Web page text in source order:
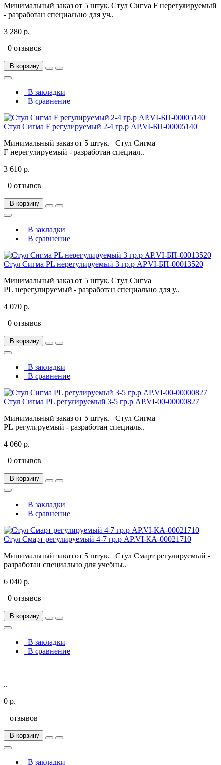
Минимальный заказ от 5 штук. Стул Сигма F нерегулируемый
- разработан специально для уч..
3 280 р.
0 отзывов
В корзину
В закладки
В сравнение
Стул Сигма F регулируемый 2-4 гр.р АР.VI-БП-00005140
Минимальный заказ от 5 штук. Стул Сигма
F нерегулируемый - разработан специал..
3 610 р.
0 отзывов
В корзину
В закладки
В сравнение
Стул Сигма PL нерегулируемый 3 гр.р АР.VI-БП-00013520
Минимальный заказ от 5 штук. Стул Сигма
PL нерегулируемый - разработан специально для у..
4 070 р.
0 отзывов
В корзину
В закладки
В сравнение
Стул Сигма PL регулируемый 3-5 гр.р АР.VI-00-00000827
Минимальный заказ от 5 штук. Стул Сигма
PL регулируемый - разработан специаль..
4 060 р.
0 отзывов
В корзину
В закладки
В сравнение
Стул Смарт регулируемый 4-7 гр.р АР.VI-КА-00021710
Минимальный заказ от 5 штук. Стул Смарт регулируемый -
разработан специально для учебны..
6 040 р.
0 отзывов
В корзину
В закладки
В сравнение
..
0 р.
отзывов
В корзину
В закладки